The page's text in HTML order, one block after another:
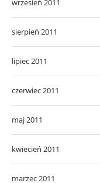
wrzesień 2011
sierpień 2011
lipiec 2011
czerwiec 2011
maj 2011
kwiecień 2011
marzec 2011